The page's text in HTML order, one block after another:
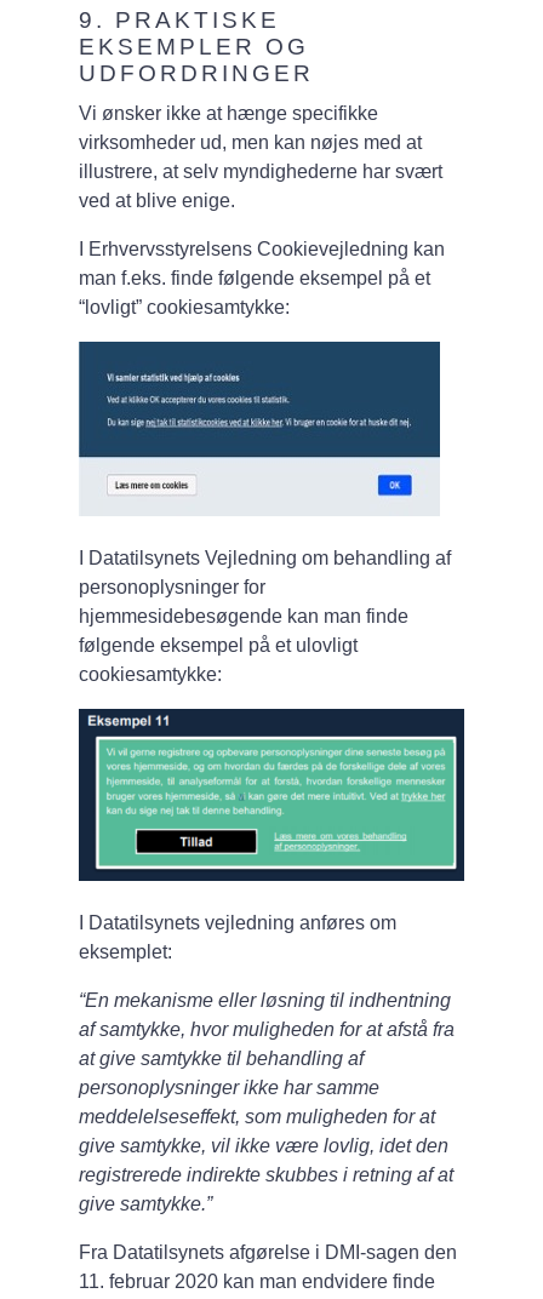
9. PRAKTISKE
EKSEMPLER OG
UDFORDRINGER
Vi ønsker ikke at hænge specifikke
virksomheder ud, men kan nøjes med at
illustrere, at selv myndighederne har svært
ved at blive enige.
I Erhvervsstyrelsens Cookievejledning kan
man f.eks. finde følgende eksempel på et
“lovligt” cookiesamtykke:
I Datatilsynets Vejledning om behandling af
personoplysninger for
hjemmesidebesøgende kan man finde
følgende eksempel på et ulovligt
cookiesamtykke:
I Datatilsynets vejledning anføres om
eksemplet:
“En mekanisme eller løsning til indhentning
af samtykke, hvor muligheden for at afstå fra
at give samtykke til behandling af
personoplysninger ikke har samme
meddelelseseffekt, som muligheden for at
give samtykke, vil ikke være lovlig, idet den
registrerede indirekte skubbes i retning af at
give samtykke.”
Fra Datatilsynets afgørelse i DMI-sagen den
11. februar 2020 kan man endvidere finde